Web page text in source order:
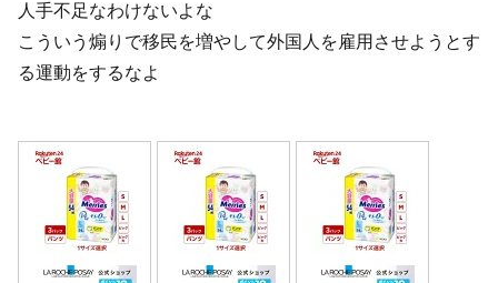
人手不足なわけないよな
こういう煽りで移民を増やして外国人を雇用させようとす
る運動をするなよ